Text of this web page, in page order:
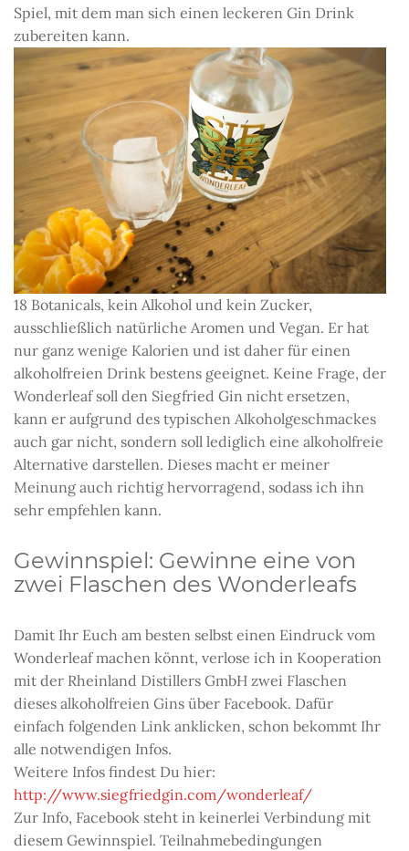
Spiel, mit dem man sich einen leckeren Gin Drink
zubereiten kann.
18 Botanicals, kein Alkohol und kein Zucker,
ausschließlich natürliche Aromen und Vegan. Er hat
nur ganz wenige Kalorien und ist daher für einen
alkoholfreien Drink bestens geeignet. Keine Frage, der
Wonderleaf soll den Siegfried Gin nicht ersetzen,
kann er aufgrund des typischen Alkoholgeschmackes
auch gar nicht, sondern soll lediglich eine alkoholfreie
Alternative darstellen. Dieses macht er meiner
Meinung auch richtig hervorragend, sodass ich ihn
sehr empfehlen kann.
Gewinnspiel: Gewinne eine von
zwei Flaschen des Wonderleafs
Damit Ihr Euch am besten selbst einen Eindruck vom
Wonderleaf machen könnt, verlose ich in Kooperation
mit der Rheinland Distillers GmbH zwei Flaschen
dieses alkoholfreien Gins über Facebook. Dafür
einfach folgenden Link anklicken, schon bekommt Ihr
alle notwendigen Infos.
Weitere Infos findest Du hier:
http://www.siegfriedgin.com/wonderleaf/
Zur Info, Facebook steht in keinerlei Verbindung mit
diesem Gewinnspiel. Teilnahmebedingungen